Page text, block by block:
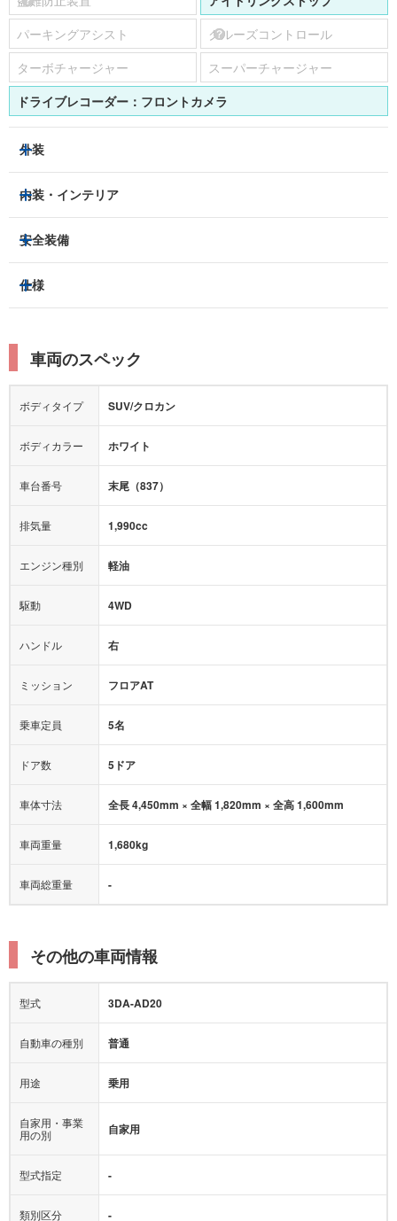
パーキングアシスト
クルーズコントロール
ターボチャージャー
スーパーチャージャー
ドライブレコーダー： フロントカメラ
外装
LEDヘッドライト
アルミホイール：18インチ
サンルーフ/ガラスルーフ
ルーフレール
エアロパーツ
ローダウン
内装・インテリア
3列シート
ベンチシート
パワーシート
シートヒーター
カーナビ：HDDナビ
ミュージックプレイヤー接続可
後席モニター
安全装備
トラクションコントロール
レーンキープアシスト
横滑り防止装置
衝突被害軽減プレーキ
カメラ：バック
エアバッグ：
運転席 助手席
衝撃緩和ヘッドレスト
サポカー
アダプティブクルーズコントロール
ヒルディセントコントロール
オートマチックハイビーム
仕様
車両のスペック
ボディタイプ SUV/クロカン
ボディカラー ホワイト
車台番号 末尾（837）
排気量 1,990cc
エンジン種別 軽油
駆動 4WD
ハンドル 右
ミッション フロアAT
乗車定員 5名
ドア数 5ドア
車体寸法 全長 4,450mm × 全幅 1,820mm × 全高 1,600mm
車両重量 1,680kg
車両総重量 -
その他の車両情報
型式 3DA-AD20
自動車の種別 普通
用途 乗用
自家用・事業
用の別
自家用
型式指定 -
類別区分 -